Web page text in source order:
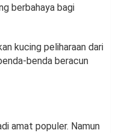
berbahaya bagi
kucing peliharaan dari
benda beracun
amat populer. Namun